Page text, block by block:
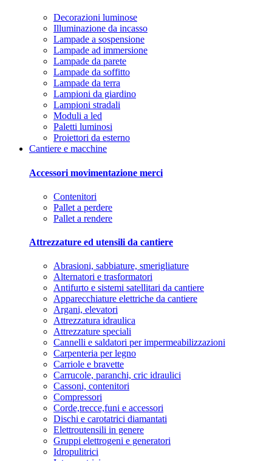
Decorazioni luminose
Illuminazione da incasso
Lampade a sospensione
Lampade ad immersione
Lampade da parete
Lampade da soffitto
Lampade da terra
Lampioni da giardino
Lampioni stradali
Moduli a led
Paletti luminosi
Proiettori da esterno
Cantiere e macchine
Accessori movimentazione merci
Contenitori
Pallet a perdere
Pallet a rendere
Attrezzature ed utensili da cantiere
Abrasioni, sabbiature, smerigliature
Alternatori e trasformatori
Antifurto e sistemi satellitari da cantiere
Apparecchiature elettriche da cantiere
Argani, elevatori
Attrezzatura idraulica
Attrezzature speciali
Cannelli e saldatori per impermeabilizzazioni
Carpenteria per legno
Carriole e bravette
Carrucole, paranchi, cric idraulici
Cassoni, contenitori
Compressori
Corde,trecce,funi e accessori
Dischi e carotatrici diamantati
Elettroutensili in genere
Gruppi elettrogeni e generatori
Idropulitrici